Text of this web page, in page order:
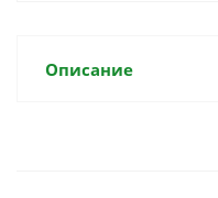
Описание